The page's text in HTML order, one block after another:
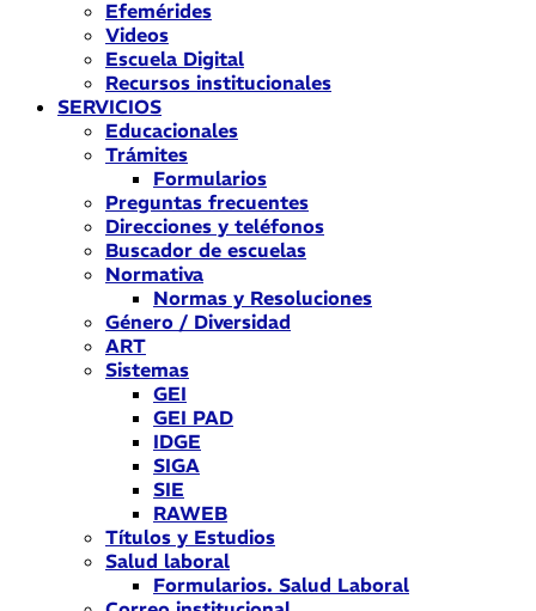
Efemérides
Videos
Escuela Digital
Recursos institucionales
SERVICIOS
Educacionales
Trámites
Formularios
Preguntas frecuentes
Direcciones y teléfonos
Buscador de escuelas
Normativa
Normas y Resoluciones
Género / Diversidad
ART
Sistemas
GEI
GEI PAD
IDGE
SIGA
SIE
RAWEB
Títulos y Estudios
Salud laboral
Formularios. Salud Laboral